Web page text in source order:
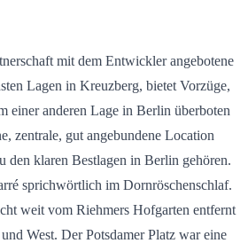
mit dem Entwickler angebotene
Lagen in Kreuzberg, bietet Vorzüge,
einer anderen Lage in Berlin überboten
zentrale, gut angebundene Location
den klaren Bestlagen in Berlin gehören.
sprichwörtlich im Dornröschenschlaf.
weit vom Riehmers Hofgarten entfernt
West. Der Potsdamer Platz war eine